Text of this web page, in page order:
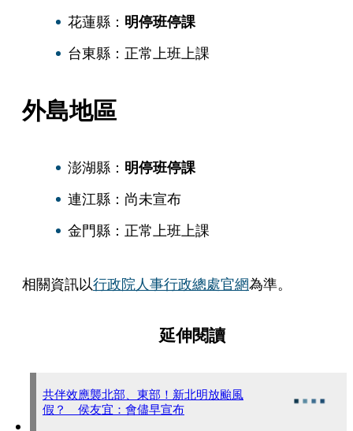
花蓮縣： 明停班停課
台東縣：正常上班上課
外島地區
澎湖縣： 明停班停課
連江縣：尚未宣布
金門縣：正常上班上課
相關資訊以行政院人事行政總處官網為準。
延伸閱讀
共伴效應襲北部、東部！新北明放颱風
假？ 侯友宜：會儘早宣布